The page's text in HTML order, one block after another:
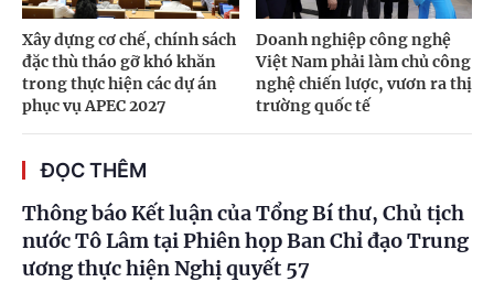
Xây dựng cơ chế, chính sách
đặc thù tháo gỡ khó khăn
trong thực hiện các dự án
phục vụ APEC 2027
Doanh nghiệp công nghệ
Việt Nam phải làm chủ công
nghệ chiến lược, vươn ra thị
trường quốc tế
ĐỌC THÊM
Thông báo Kết luận của Tổng Bí thư, Chủ tịch
nước Tô Lâm tại Phiên họp Ban Chỉ đạo Trung
ương thực hiện Nghị quyết 57